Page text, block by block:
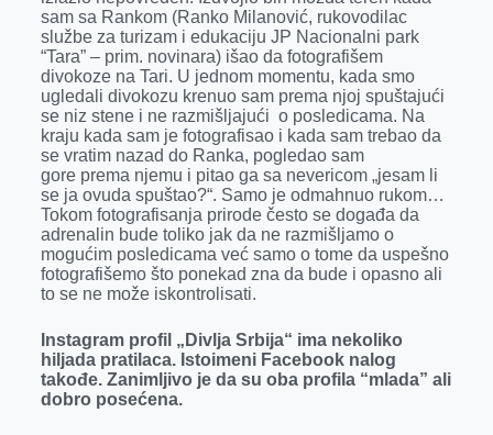
sam sa Rankom (Ranko Milanović, rukovodilac
službe za turizam i edukaciju JP Nacionalni park
“Tara” – prim. novinara) išao da fotografišem
divokoze na Tari. U jednom momentu, kada smo
ugledali divokozu krenuo sam prema njoj spuštajući
se niz stene i ne razmišljajući o posledicama. Na
kraju kada sam je fotografisao i kada sam trebao da
se vratim nazad do Ranka, pogledao sam
gore prema njemu i pitao ga sa nevericom „jesam li
se ja ovuda spuštao?“. Samo je odmahnuo rukom…
Tokom fotografisanja prirode često se događa da
adrenalin bude toliko jak da ne razmišljamo o
mogućim posledicama već samo o tome da uspešno
fotografišemo što ponekad zna da bude i opasno ali
to se ne može iskontrolisati.
Instagram profil „Divlja Srbija“ ima nekoliko
hiljada pratilaca. Istoimeni Facebook nalog
takođe. Zanimljivo je da su oba profila “mlada” ali
dobro posećena.